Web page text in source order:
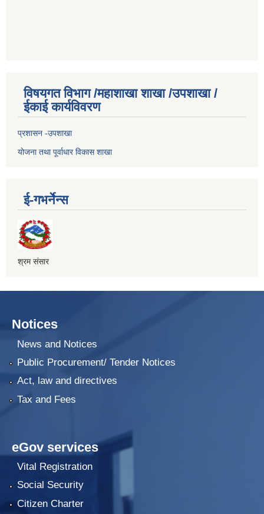
विषयगत विभाग /महाशाखा शाखा /उपशाखा /
ईकाई कार्यविवरण
प्रशासन -उपशाखा
योजना तथा पूर्वाधार विकास शाखा
ई-गभर्नेन्स
श्रम संसार
Notices
News and Notices
Public Procurement/ Tender Notices
Act, law and directives
Tax and Fees
eGov services
Vital Registration
Social Security
Citizen Charter